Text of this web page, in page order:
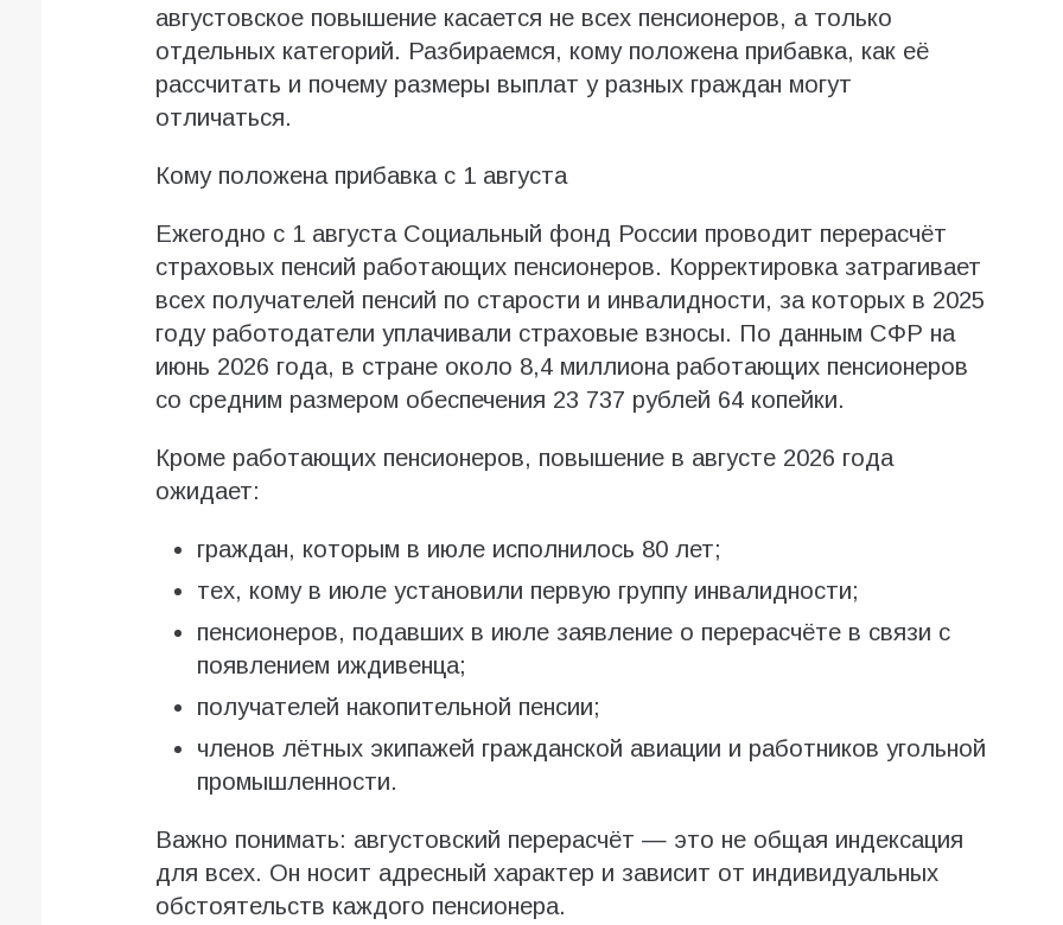
августовское повышение касается не всех пенсионеров, а только
отдельных категорий. Разбираемся, кому положена прибавка, как её
рассчитать и почему размеры выплат у разных граждан могут
отличаться.
Кому положена прибавка с 1 августа
Ежегодно с 1 августа Социальный фонд России проводит перерасчёт
страховых пенсий работающих пенсионеров. Корректировка затрагивает
всех получателей пенсий по старости и инвалидности, за которых в 2025
году работодатели уплачивали страховые взносы. По данным СФР на
июнь 2026 года, в стране около 8,4 миллиона работающих пенсионеров
со средним размером обеспечения 23 737 рублей 64 копейки.
Кроме работающих пенсионеров, повышение в августе 2026 года
ожидает:
граждан, которым в июле исполнилось 80 лет;
тех, кому в июле установили первую группу инвалидности;
пенсионеров, подавших в июле заявление о перерасчёте в связи с
появлением иждивенца;
получателей накопительной пенсии;
членов лётных экипажей гражданской авиации и работников угольной
промышленности.
Важно понимать: августовский перерасчёт — это не общая индексация
для всех. Он носит адресный характер и зависит от индивидуальных
обстоятельств каждого пенсионера.